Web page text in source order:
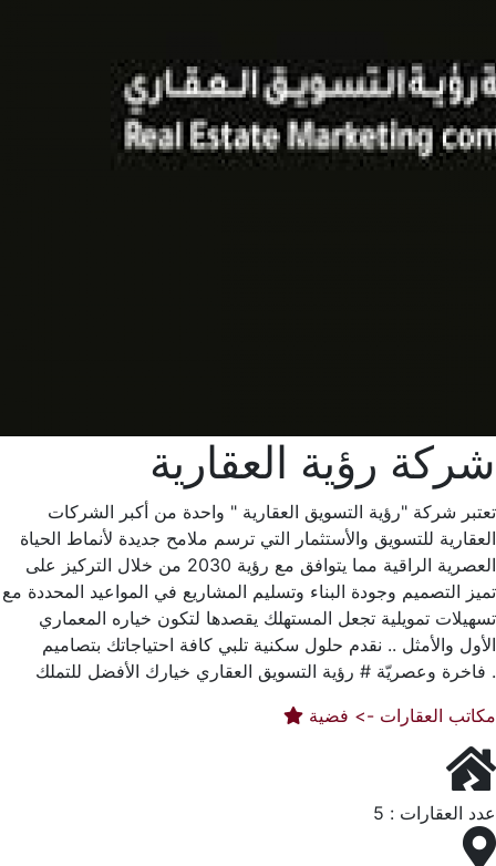
شركة رؤية العقارية
تعتبر شركة "رؤية التسويق العقارية " واحدة من أكبر الشركات
العقارية للتسويق والأستثمار التي ترسم ملامح جديدة لأنماط الحياة
العصرية الراقية مما يتوافق مع رؤية 2030 من خلال التركيز على
تميز التصميم وجودة البناء وتسليم المشاريع في المواعيد المحددة مع
تسهيلات تمويلية تجعل المستهلك يقصدها لتكون خياره المعماري
الأول والأمثل .. نقدم حلول سكنية تلبي كافة احتياجاتك بتصاميم
فاخرة وعصريّة # رؤية التسويق العقاري خيارك الأفضل للتملك .
مكاتب العقارات -> فضية
عدد العقارات : 5